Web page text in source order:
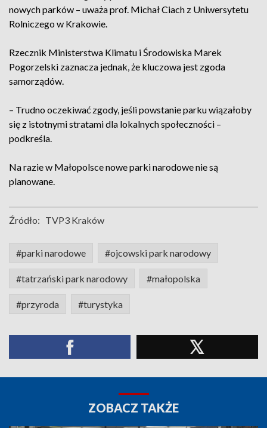
nowych parków – uważa prof. Michał Ciach z Uniwersytetu
Rolniczego w Krakowie.
Rzecznik Ministerstwa Klimatu i Środowiska Marek
Pogorzelski zaznacza jednak, że kluczowa jest zgoda
samorządów.
– Trudno oczekiwać zgody, jeśli powstanie parku wiązałoby
się z istotnymi stratami dla lokalnych społeczności –
podkreśla.
Na razie w Małopolsce nowe parki narodowe nie są
planowane.
Źródło: TVP3 Kraków
#parki narodowe #ojcowski park narodowy
#tatrzański park narodowy #małopolska
#przyroda #turystyka
ZOBACZ TAKŻE